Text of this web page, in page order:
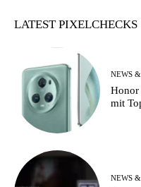
LATEST PIXELCHECKS
NEWS
Honor
mit
NEWS